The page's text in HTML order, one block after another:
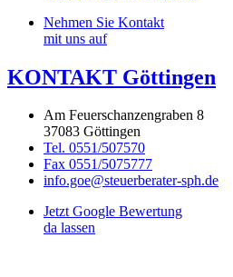
Nehmen Sie Kontakt
mit uns auf
KONTAKT Göttingen
Am Feuerschanzengraben 8
37083 Göttingen
Tel. 0551/507570
Fax 0551/5075777
info.goe@steuerberater-sph.de
Jetzt Google Bewertung
da lassen